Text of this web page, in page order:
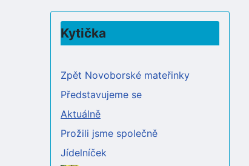
Kytička
Zpět Novoborské mateřinky
Představujeme se
Aktuálně
Prožili jsme společně
Jídelníček